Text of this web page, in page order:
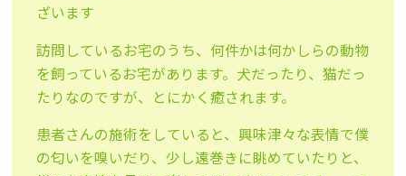
ざいます
訪問しているお宅のうち、何件かは何かしらの動物
を飼っているお宅があります。犬だったり、猫だっ
たりなのですが、とにかく癒されます。
患者さんの施術をしていると、興味津々な表情で僕
の匂いを嗅いだり、少し遠巻きに眺めていたりと、